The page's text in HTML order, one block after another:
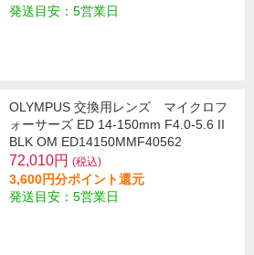
発送目安：5営業日
OLYMPUS 交換用レンズ マイクロフ
ォーサーズ ED 14-150mm F4.0-5.6 II
BLK OM ED14150MMF40562
72,010円 (税込)
3,600円分ポイント還元
発送目安：5営業日